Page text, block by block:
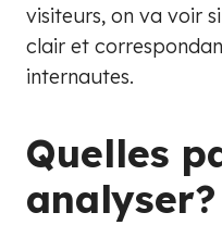
visiteurs, on va voir
clair et
internautes.
Quelles
analyser?